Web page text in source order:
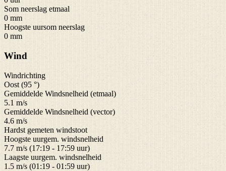
Som neerslag etmaal
0 mm
Hoogste uursom neerslag
0 mm
Wind
Windrichting
Oost (95 °)
Gemiddelde Windsnelheid (etmaal)
5.1 m/s
Gemiddelde Windsnelheid (vector)
4.6 m/s
Hardst gemeten windstoot
Hoogste uurgem. windsnelheid
7.7 m/s (17:19 - 17:59 uur)
Laagste uurgem. windsnelheid
1.5 m/s (01:19 - 01:59 uur)